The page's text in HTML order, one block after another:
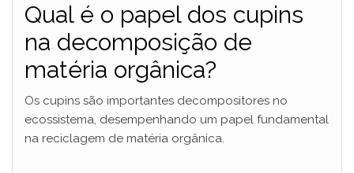
Qual é o papel dos cupins
na decomposição de
matéria orgânica?
Os cupins são importantes decompositores no
ecossistema, desempenhando um papel fundamental
na reciclagem de matéria orgânica.